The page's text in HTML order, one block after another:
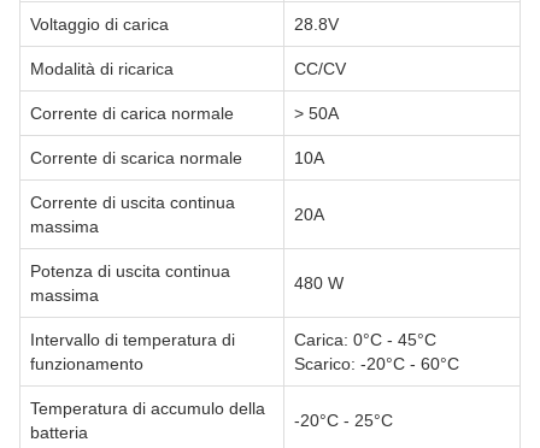
Voltaggio di carica 28.8V
Modalità di ricarica CC/CV
Corrente di carica normale > 50A
Corrente di scarica normale 10A
Corrente di uscita continua
massima
20A
Potenza di uscita continua
massima
480 W
Intervallo di temperatura di
funzionamento
Carica: 0°C - 45°C
Scarico: -20°C - 60°C
Temperatura di accumulo della
batteria
-20°C - 25°C